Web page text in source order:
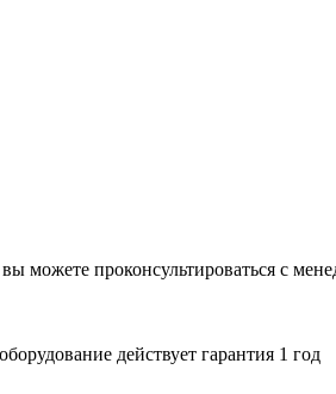
можете проконсультироваться с
действует гарантия 1 год